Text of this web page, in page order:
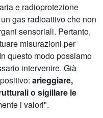
e radioprotezione
gas radioattivo che non
sensoriali. Pertanto,
misurazioni per
questo modo possiamo
intervenire. Già
arieggiare,
o sigillare le
i valori".